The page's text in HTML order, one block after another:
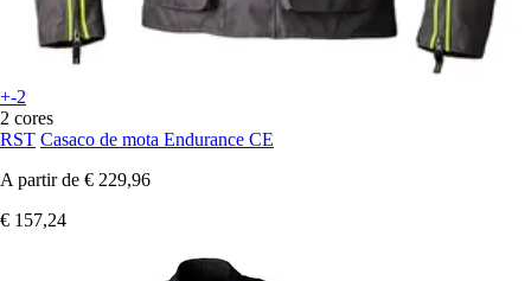
+-2
2 cores
RST Casaco de mota Endurance CE
A partir de € 229,96
€ 157,24